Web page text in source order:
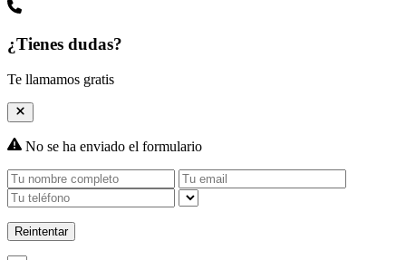
¿Tienes dudas?
Te llamamos gratis
No se ha enviado el formulario
Reintentar